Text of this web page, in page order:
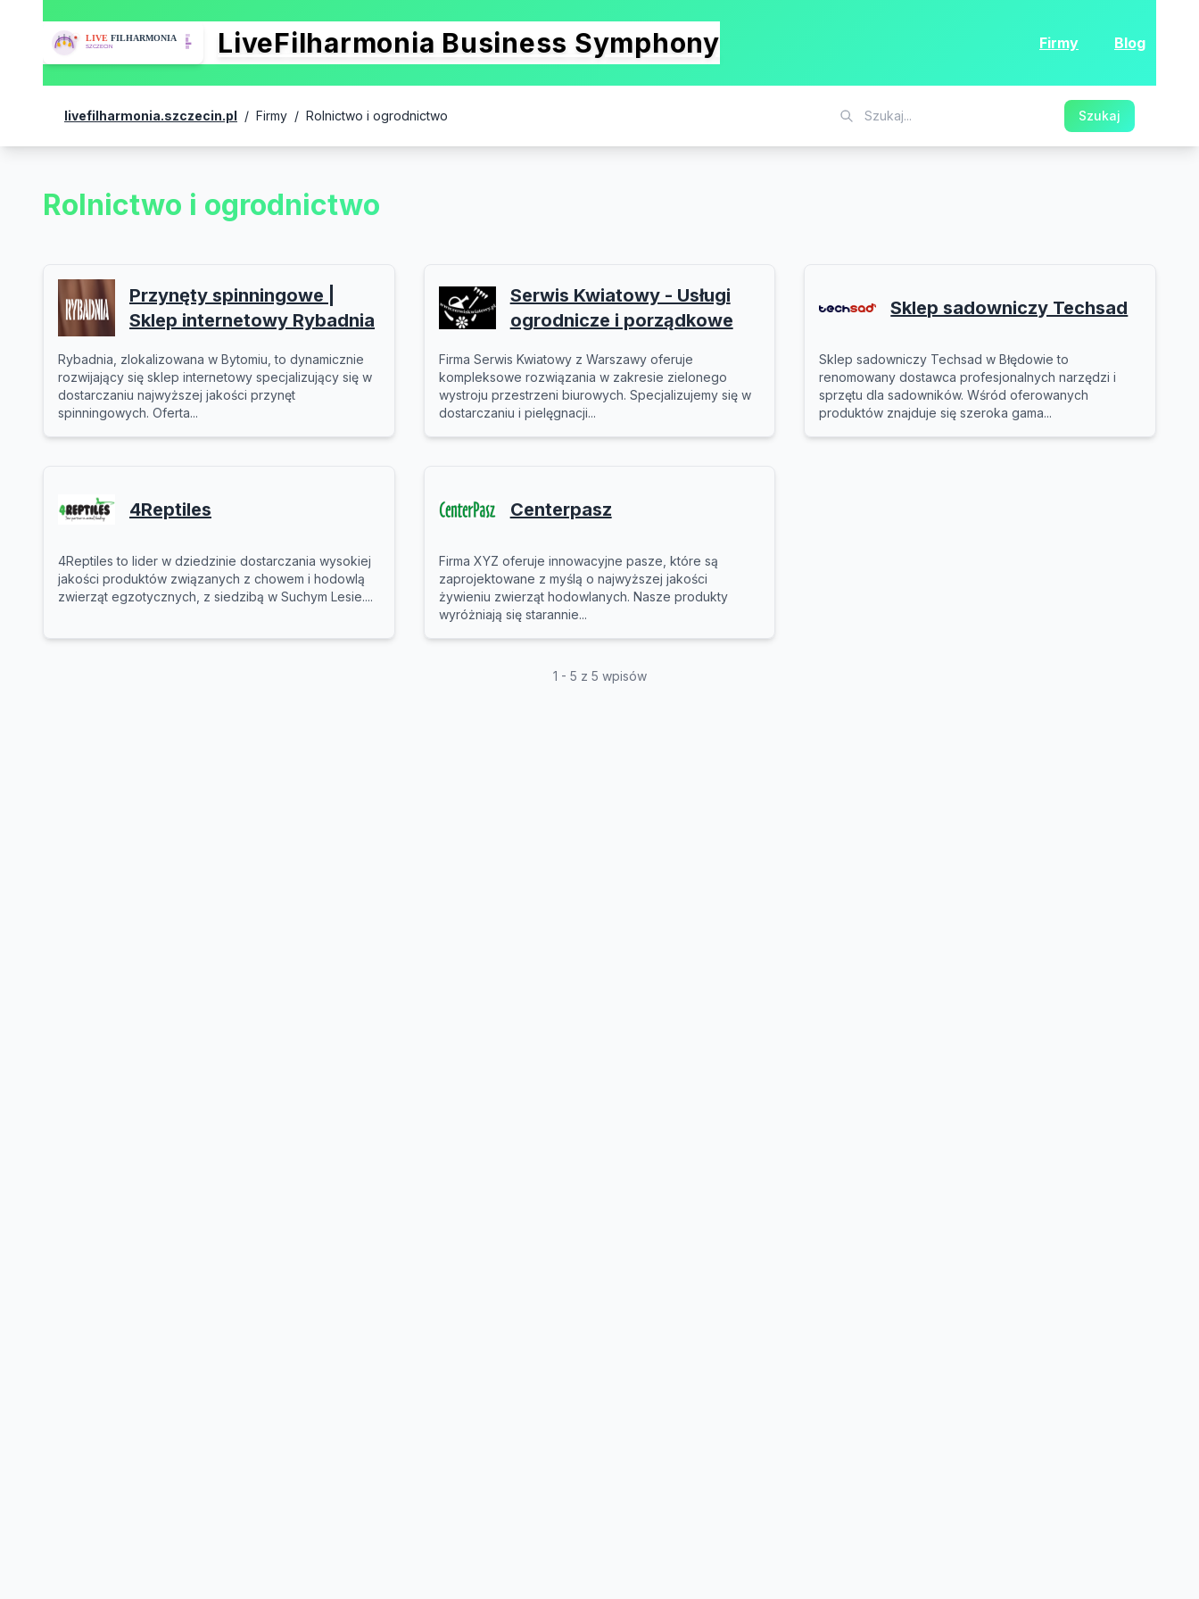
LiveFilharmonia Business Symphony Firmy Blog
livefilharmonia.szczecin.pl / Firmy / Rolnictwo i ogrodnictwo Szukaj
Rolnictwo i ogrodnictwo
Przynęty spinningowe |
Sklep internetowy Rybadnia
Rybadnia, zlokalizowana w Bytomiu, to dynamicznie
rozwijający się sklep internetowy specjalizujący się w
dostarczaniu najwyższej jakości przynęt
spinningowych. Oferta...
Serwis Kwiatowy - Usługi
ogrodnicze i porządkowe
Firma Serwis Kwiatowy z Warszawy oferuje
kompleksowe rozwiązania w zakresie zielonego
wystroju przestrzeni biurowych. Specjalizujemy się w
dostarczaniu i pielęgnacji...
Sklep sadowniczy Techsad
Sklep sadowniczy Techsad w Błędowie to
renomowany dostawca profesjonalnych narzędzi i
sprzętu dla sadowników. Wśród oferowanych
produktów znajduje się szeroka gama...
4Reptiles
4Reptiles to lider w dziedzinie dostarczania wysokiej
jakości produktów związanych z chowem i hodowlą
zwierząt egzotycznych, z siedzibą w Suchym Lesie....
Centerpasz
Firma XYZ oferuje innowacyjne pasze, które są
zaprojektowane z myślą o najwyższej jakości
żywieniu zwierząt hodowlanych. Nasze produkty
wyróżniają się starannie...
1 - 5 z 5 wpisów